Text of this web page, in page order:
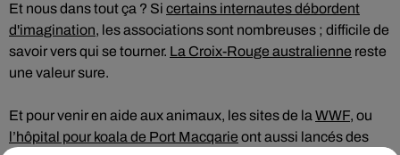
Et nous dans tout ça ? Si certains internautes débordent
d'imagination, les associations sont nombreuses ; difficile de
savoir vers qui se tourner. La Croix-Rouge australienne reste
une valeur sure.
Et pour venir en aide aux animaux, les sites de la WWF, ou
l’hôpital pour koala de Port Macqarie ont aussi lancés des